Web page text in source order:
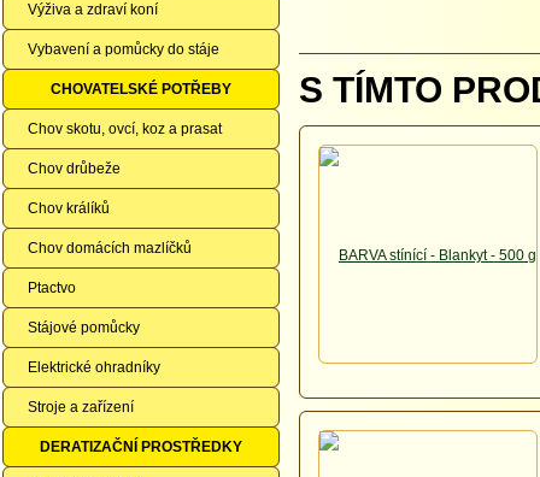
Výživa a zdraví koní
Vybavení a pomůcky do stáje
CHOVATELSKÉ POTŘEBY
Chov skotu, ovcí, koz a prasat
Chov drůbeže
Chov králíků
Chov domácích mazlíčků
Ptactvo
Stájové pomůcky
Elektrické ohradníky
Stroje a zařízení
DERATIZAČNÍ PROSTŘEDKY
S TÍMTO